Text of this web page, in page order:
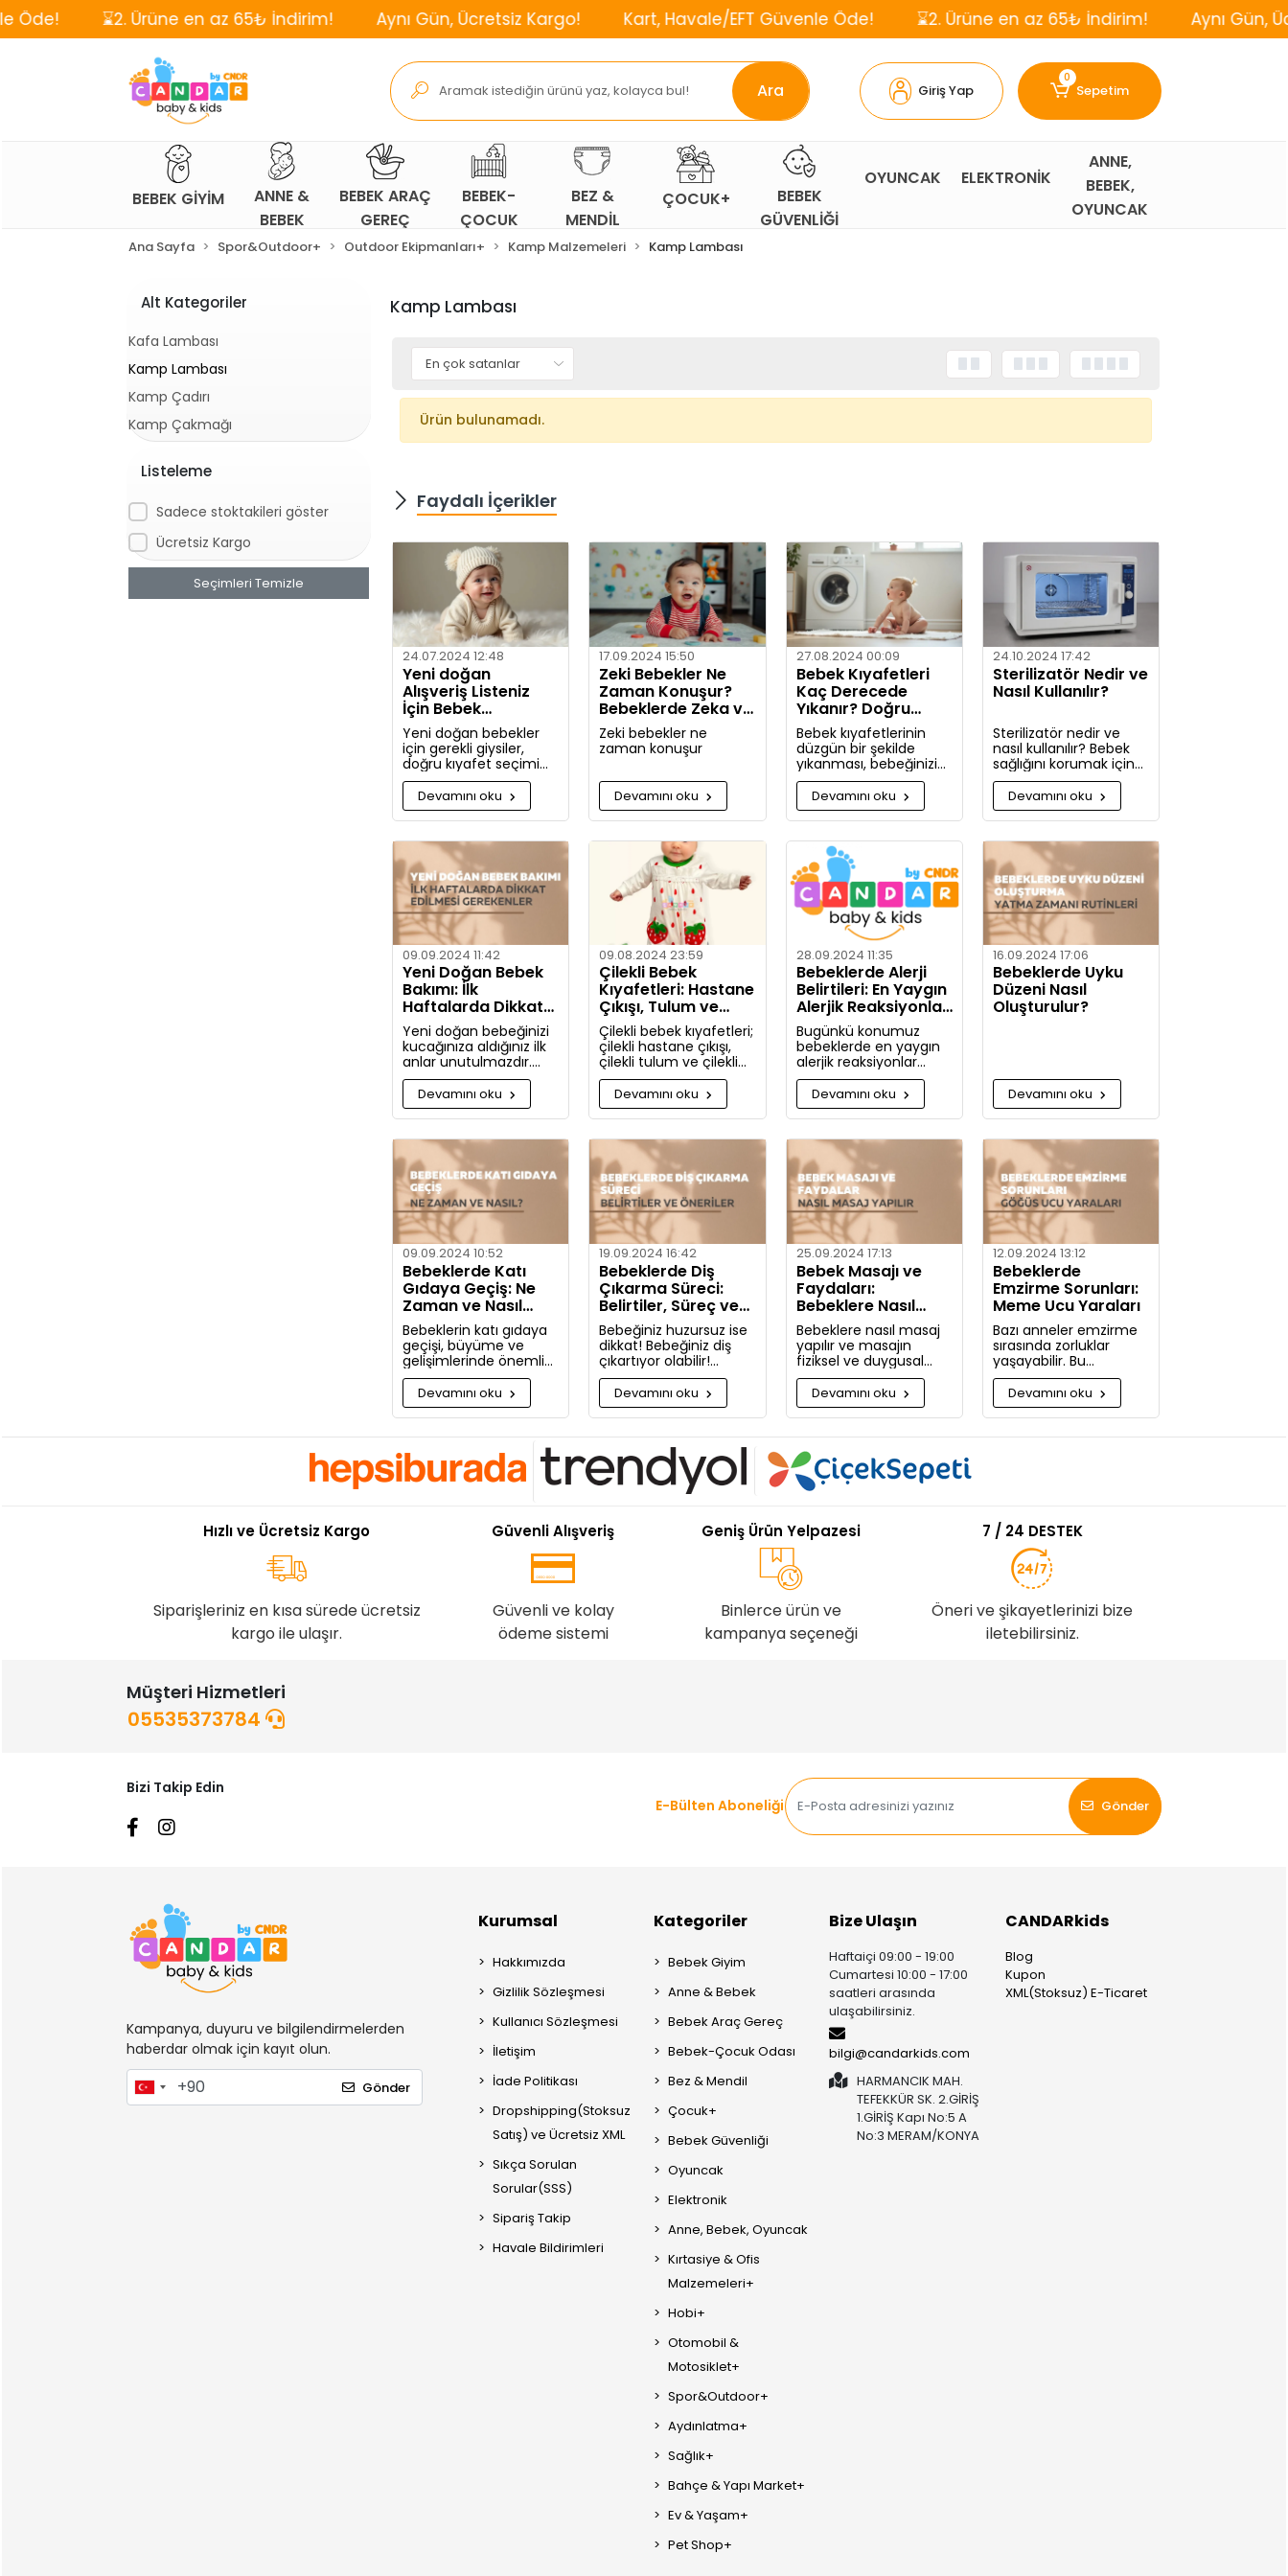
⌛2. Ürüne en az 65₺ İndirim! Aynı Gün, Ücretsiz Kargo! Kart, Havale/EFT Güvenle Öde! ⌛2. Ürüne en az 65₺ İndirim! Aynı Gün, Ücretsiz
Ara Giriş Yap
0
Sepetim
BEBEK GİYİM
ANNE &
BEBEK
BEBEK ARAÇ
GEREÇ
BEBEK-
ÇOCUK
ODASI
BEZ &
MENDİL
ÇOCUK+
BEBEK
GÜVENLİĞİ
OYUNCAK ELEKTRONİK
ANNE,
BEBEK,
OYUNCAK
Ana Sayfa Spor&Outdoor+ Outdoor Ekipmanları+ Kamp Malzemeleri Kamp Lambası
Alt Kategoriler
Kafa Lambası
Kamp Lambası
Kamp Çadırı
Kamp Çakmağı
Listeleme
Sadece stoktakileri göster
Ücretsiz Kargo
Seçimleri Temizle
Kamp Lambası
Ürün bulunamadı.
Faydalı İçerikler
24.07.2024 12:48
Yeni doğan
Alışveriş Listeniz
İçin Bebek
Kıyafetleri Nelerdir?
Yeni doğan bebekler
için gerekli giysiler,
doğru kıyafet seçimi
ve alışveriş zamanı
hakkında kapsamlı
bilgiler ve tavsiyeler.
Devamını oku
17.09.2024 15:50
Zeki Bebekler Ne
Zaman Konuşur?
Bebeklerde Zeka ve
Dil Gelişimi
Zeki bebekler ne
zaman konuşur
Devamını oku
27.08.2024 00:09
Bebek Kıyafetleri
Kaç Derecede
Yıkanır? Doğru
Yöntemler
Bebek kıyafetlerinin
düzgün bir şekilde
yıkanması, bebeğinizin
hassas cildini korumak
için oldukça önemlidir.
Bu rehberde, bebek
giysilerinizi nasıl ve
hangi koşullarda
yıkamanız gerektiği
hakkında detaylı bilgiler
bulacaksınız.
Devamını oku
24.10.2024 17:42
Sterilizatör Nedir ve
Nasıl Kullanılır?
Sterilizatör nedir ve
nasıl kullanılır? Bebek
sağlığını korumak için
hijyenin önemini
keşfedin. Buharlı ve UV
sterilizatörlerle
mikroplara karşı tam
koruma!
Devamını oku
09.09.2024 11:42
Yeni Doğan Bebek
Bakımı: İlk
Haftalarda Dikkat
Edilmesi Gerekenler
Yeni doğan bebeğinizi
kucağınıza aldığınız ilk
anlar unutulmazdır.
İşte yeni doğan bebek
bakımında dikkat
etmeniz gerekenler:
Devamını oku
09.08.2024 23:59
Çilekli Bebek
Kıyafetleri: Hastane
Çıkışı, Tulum ve
Takım Seçenekleri
Çilekli bebek kıyafetleri;
çilekli hastane çıkışı,
çilekli tulum ve çilekli
takım gibi seçeneklerle
bebeğinize tatlılık
katıyor. Kız ve erkek
bebekler için özel
tasarlanmış, organik
pamuktan üretilmiş şık
ve rahat kıyafetleri
keşfedin.
Devamını oku
28.09.2024 11:35
Bebeklerde Alerji
Belirtileri: En Yaygın
Alerjik Reaksiyonlar
ve Önlemleri
Bugünkü konumuz
bebeklerde en yaygın
alerjik reaksiyonlar
nelerdir ve alerjiye karşı
nasıl önlem alınabilir?
Artık alerjiye karşı daha
bilgili olacaksınız!
Devamını oku
16.09.2024 17:06
Bebeklerde Uyku
Düzeni Nasıl
Oluşturulur?
Devamını oku
09.09.2024 10:52
Bebeklerde Katı
Gıdaya Geçiş: Ne
Zaman ve Nasıl
Başlanmalı?
Bebeklerin katı gıdaya
geçişi, büyüme ve
gelişimlerinde önemli
bir aşamadır. Bu
konuda bilmeniz
gerekenleri detaylıca
anlattık!
Devamını oku
19.09.2024 16:42
Bebeklerde Diş
Çıkarma Süreci:
Belirtiler, Süreç ve
Rahatlatıcı Öneriler
Bebeğiniz huzursuz ise
dikkat! Bebeğiniz diş
çıkartıyor olabilir!
Bugün bebeğinizin diş
çıkarma belirtilerini ve
sizi rahatlatacak
önerileri paylaşıyoruz.
Devamını oku
25.09.2024 17:13
Bebek Masajı ve
Faydaları:
Bebeklere Nasıl
Masaj Yapılır
Bebeklere nasıl masaj
yapılır ve masajın
fiziksel ve duygusal
faydaları nelerdir?
Neden bugüne kadar
masaj yapmadığınıza
pişman olacaksınız!
Devamını oku
12.09.2024 13:12
Bebeklerde
Emzirme Sorunları:
Meme Ucu Yaraları
Bazı anneler emzirme
sırasında zorluklar
yaşayabilir. Bu
zorlukların başında
meme ucu yaraları ve
emzirme sırasında
hissedilen acı gelir.
Devamını oku
Hızlı ve Ücretsiz Kargo
Siparişleriniz en kısa sürede ücretsiz
kargo ile ulaşır.
Güvenli Alışveriş
Güvenli ve kolay
ödeme sistemi
Geniş Ürün Yelpazesi
Binlerce ürün ve
kampanya seçeneği
7 / 24 DESTEK
Öneri ve şikayetlerinizi bize
iletebilirsiniz.
Müşteri Hizmetleri
05535373784
Bizi Takip Edin
E-Bülten Aboneliği
Gönder
Kampanya, duyuru ve bilgilendirmelerden
haberdar olmak için kayıt olun.
Gönder
Kurumsal
Hakkımızda
Gizlilik Sözleşmesi
Kullanıcı Sözleşmesi
İletişim
İade Politikası
Dropshipping(Stoksuz
Satış) ve Ücretsiz XML
Sıkça Sorulan
Sorular(SSS)
Sipariş Takip
Havale Bildirimleri
Kategoriler
Bebek Giyim
Anne & Bebek
Bebek Araç Gereç
Bebek-Çocuk Odası
Bez & Mendil
Çocuk+
Bebek Güvenliği
Oyuncak
Elektronik
Anne, Bebek, Oyuncak
Kırtasiye & Ofis
Malzemeleri+
Hobi+
Otomobil &
Motosiklet+
Spor&Outdoor+
Aydınlatma+
Sağlık+
Bahçe & Yapı Market+
Ev & Yaşam+
Pet Shop+
Bize Ulaşın
Haftaiçi 09:00 - 19:00
Cumartesi 10:00 - 17:00
saatleri arasında
ulaşabilirsiniz.
bilgi@candarkids.com
HARMANCIK MAH.
TEFEKKÜR SK. 2.GİRİŞ
1.GİRİŞ Kapı No:5 A
No:3 MERAM/KONYA
CANDARkids
Blog
Kupon
XML(Stoksuz) E-Ticaret